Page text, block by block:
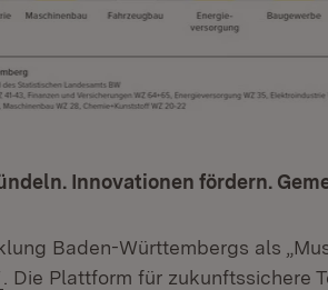
Innovationen fördern.
Baden-Württembergs als
(Öffnet in neuem Fenster)
. Die Plattform für zukunftssichere